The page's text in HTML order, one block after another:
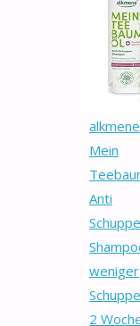
alkmene
Mein
Anti
weniger
2